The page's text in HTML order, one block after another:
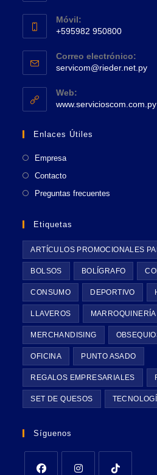
una
nueva
abre
en
tu
aplicación
Móvil:
+595982 950800
abre
en
tu
aplicación
Correo electrónico:
servicom@rieder.net.pySe
Web:
www.servicioscom.com.py
Enlaces Útiles
Empresa
Contacto
Preguntas frecuentes
Etiquetas
ARTÍCULOS PROMOCIONALES
BOLSOS BOLÍGRAFO
CONSUMO DEPORTIVO
LLAVEROS MARROQUINERÍA
MERCHANDISING
OFICINA PUNTO ASADO
REGALOS EMPRESARIALES
SET DE QUESOS
Síguenos